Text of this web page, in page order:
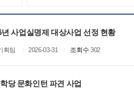
사업실명제 대상사업 선정 현황
획팀 2026-03-31 조회수302
당 문화인턴 파견 사업